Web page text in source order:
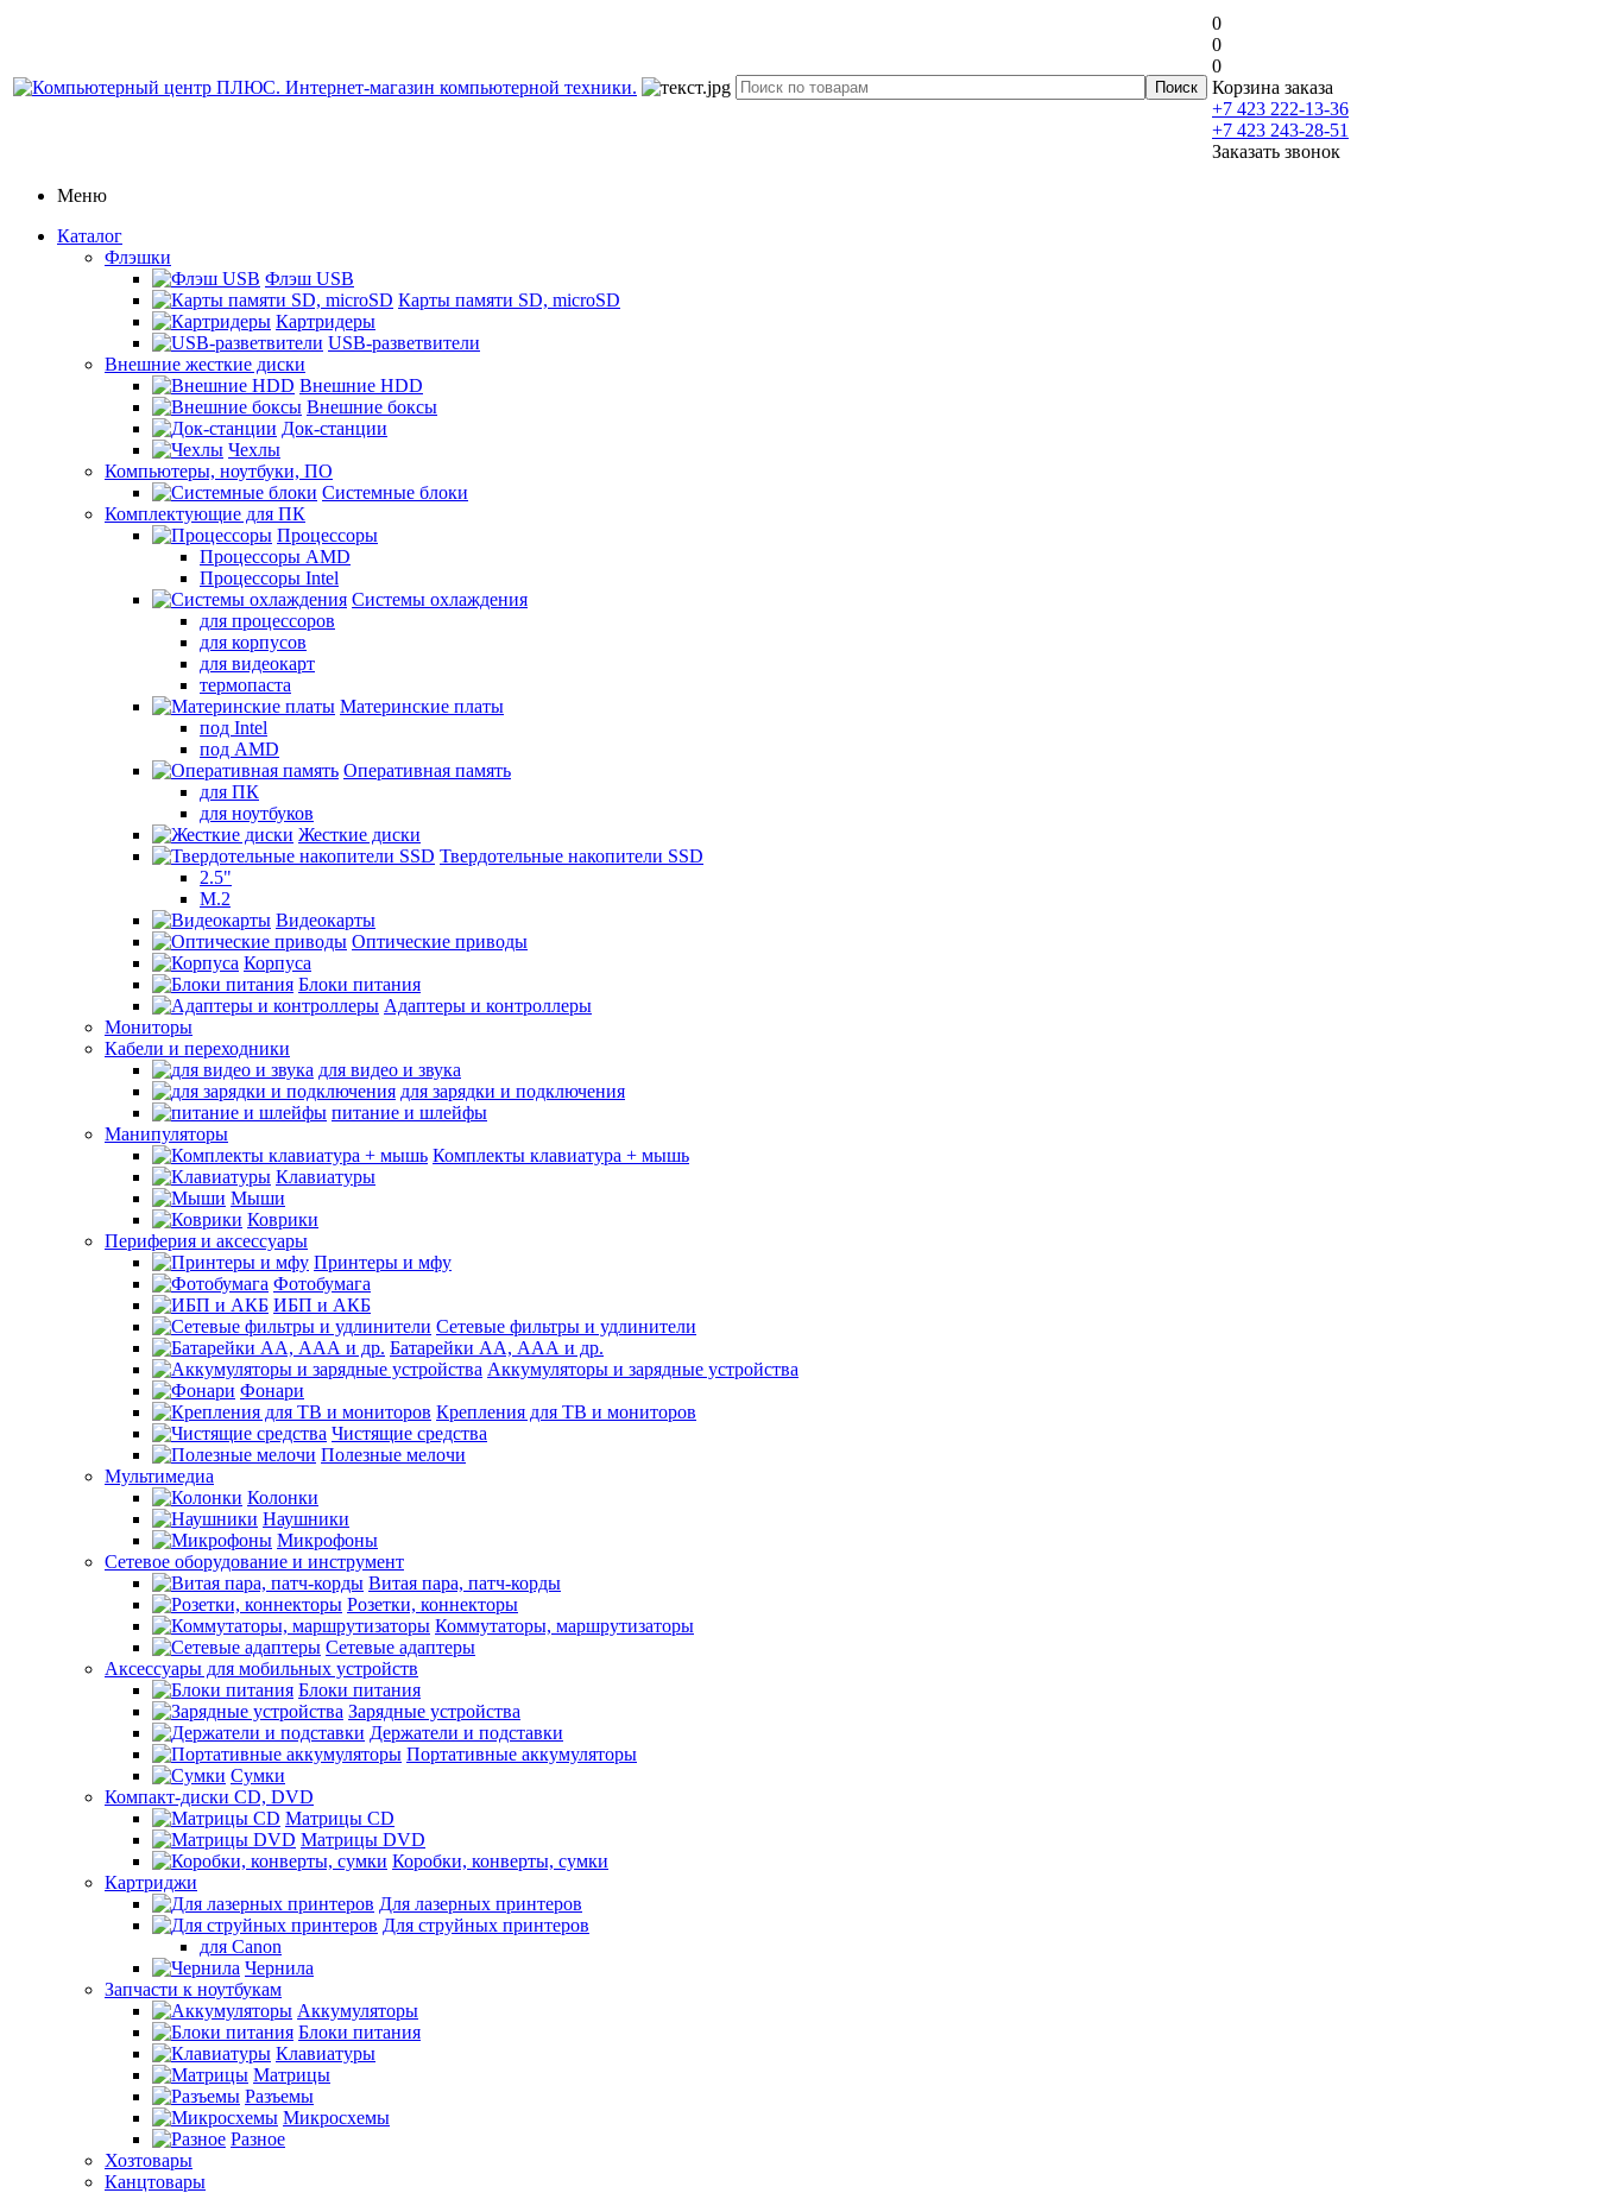
0
0
0
Корзина заказа
+7 423 222-13-36
+7 423 243-28-51
Заказать звонок
Меню
Каталог
Флэшки
Флэш USB
Карты памяти SD, microSD
Картридеры
USB-разветвители
Внешние жесткие диски
Внешние HDD
Внешние боксы
Док-станции
Чехлы
Компьютеры, ноутбуки, ПО
Системные блоки
Комплектующие для ПК
Процессоры
Процессоры AMD
Процессоры Intel
Системы охлаждения
для процессоров
для корпусов
для видеокарт
термопаста
Материнские платы
под Intel
под AMD
Оперативная память
для ПК
для ноутбуков
Жесткие диски
Твердотельные накопители SSD
2.5"
M.2
Видеокарты
Оптические приводы
Корпуса
Блоки питания
Адаптеры и контроллеры
Мониторы
Кабели и переходники
для видео и звука
для зарядки и подключения
питание и шлейфы
Манипуляторы
Комплекты клавиатура + мышь
Клавиатуры
Мыши
Коврики
Периферия и аксессуары
Принтеры и мфу
Фотобумага
ИБП и АКБ
Сетевые фильтры и удлинители
Батарейки АА, ААА и др.
Аккумуляторы и зарядные устройства
Фонари
Крепления для ТВ и мониторов
Чистящие средства
Полезные мелочи
Мультимедиа
Колонки
Наушники
Микрофоны
Сетевое оборудование и инструмент
Витая пара, патч-корды
Розетки, коннекторы
Коммутаторы, маршрутизаторы
Сетевые адаптеры
Аксессуары для мобильных устройств
Блоки питания
Зарядные устройства
Держатели и подставки
Портативные аккумуляторы
Сумки
Компакт-диски CD, DVD
Матрицы CD
Матрицы DVD
Коробки, конверты, сумки
Картриджи
Для лазерных принтеров
Для струйных принтеров
для Canon
Чернила
Запчасти к ноутбукам
Аккумуляторы
Блоки питания
Клавиатуры
Матрицы
Разъемы
Микросхемы
Разное
Хозтовары
Канцтовары